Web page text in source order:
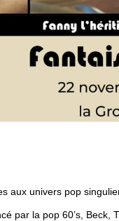
aux univers pop
par la pop 60’s,